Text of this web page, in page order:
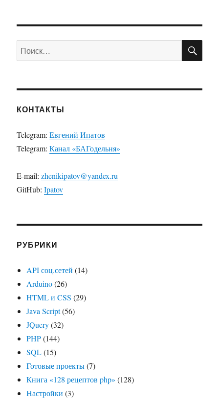
Искать:
КОНТАКТЫ
Telegram:Евгений Ипатов
Telegram:Канал «БАГодельня»
E-mail:zhenikipatov@yandex.ru
GitHub:Ipatov
РУБРИКИ
API соц.сетей (14)
Arduino(26)
HTML и CSS (29)
Java Script(56)
JQuery(32)
PHP(144)
SQL(15)
Готовые проекты(7)
Книга «128 рецептов php» (128)
Настройки (3)